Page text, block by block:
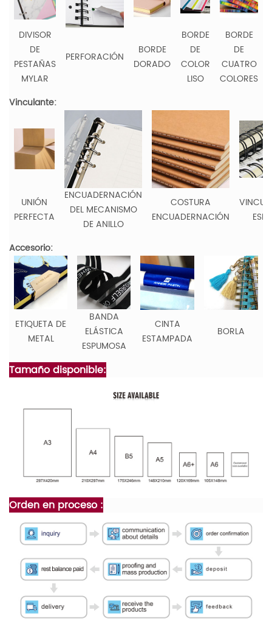
DIVISOR
DE
PESTAÑAS
MYLAR
PERFORACIÓN
BORDE
DORADO
BORDE
DE
COLOR
LISO
BORDE
DE
CUATRO
COLORES
Vinculante:
UNIÓN
PERFECTA
ENCUADERNACIÓN
DEL MECANISMO
DE ANILLO
COSTURA
ENCUADERNACIÓN
Accesorio:
ETIQUETA DE
METAL
BANDA
ELÁSTICA
ESPUMOSA
CINTA
ESTAMPADA
BORLA
Tamaño disponible:
Orden en proceso :